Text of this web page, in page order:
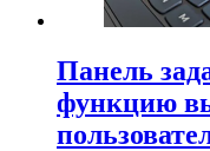
Панель
функцию